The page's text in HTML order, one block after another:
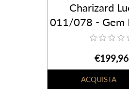
Charizard
011/078 - Gem
€199,96